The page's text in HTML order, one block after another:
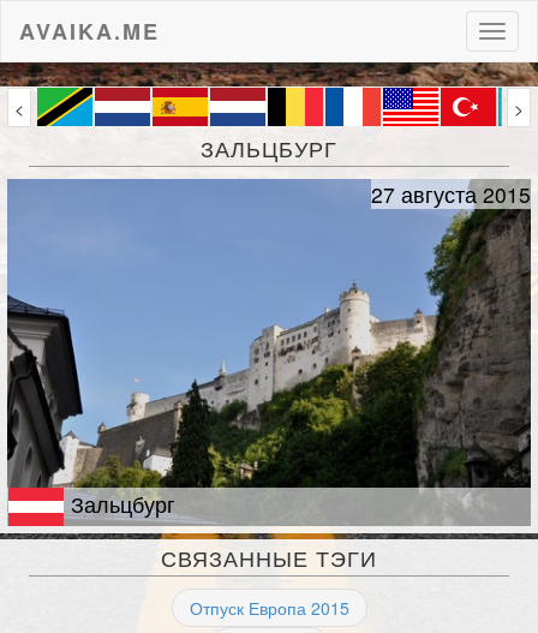
AVAIKA.ME
< >
ЗАЛЬЦБУРГ
Зальцбург
27 августа 2015
СВЯЗАННЫЕ ТЭГИ
Отпуск Европа 2015